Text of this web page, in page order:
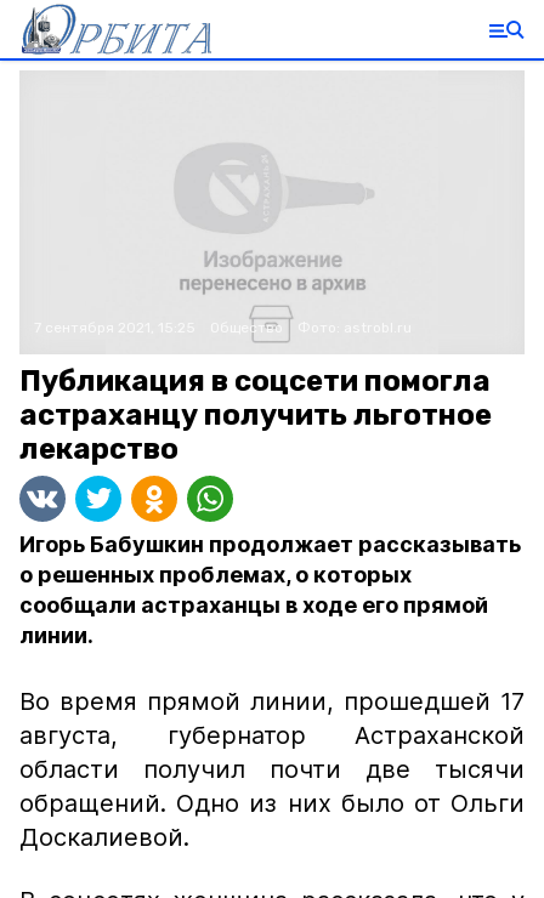
Общество
Публикация в соцсети помогла
астраханцу получить льготное
лекарство
Игорь Бабушкин продолжает рассказывать
о решенных проблемах, о которых
сообщали астраханцы в ходе его прямой
линии.
Во время прямой линии, прошедшей 17
августа, губернатор Астраханской
области получил почти две тысячи
обращений. Одно из них было от Ольги
Доскалиевой.